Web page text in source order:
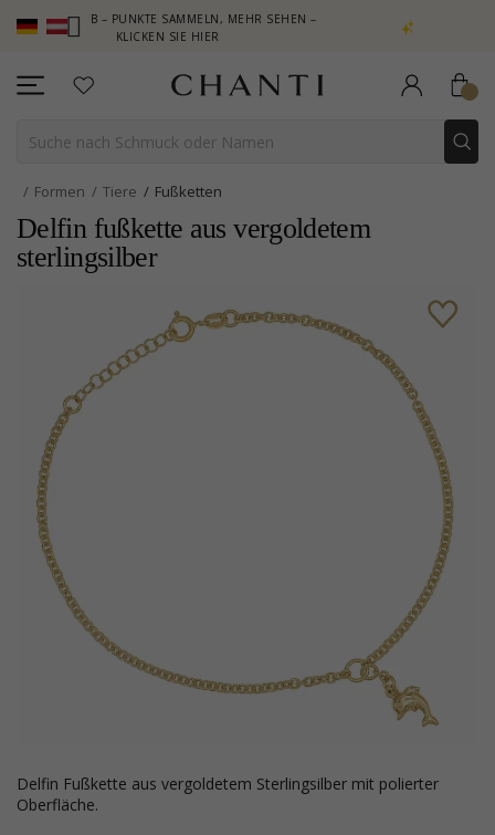
– PUNKTE SAMMELN, MEHR SEHEN –
KLICKEN SIE HIER
NEW COLLECTION |
Formen Tiere Fußketten
Delfin fußkette aus vergoldetem
sterlingsilber
Delfin Fußkette aus vergoldetem Sterlingsilber mit polierter
Oberfläche.